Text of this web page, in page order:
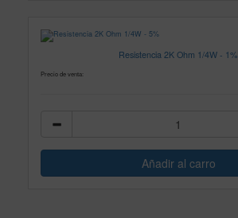
Resistencia 2K Ohm 1/4W - 1%
Precio de venta: